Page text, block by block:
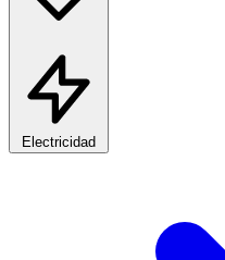
Electricidad